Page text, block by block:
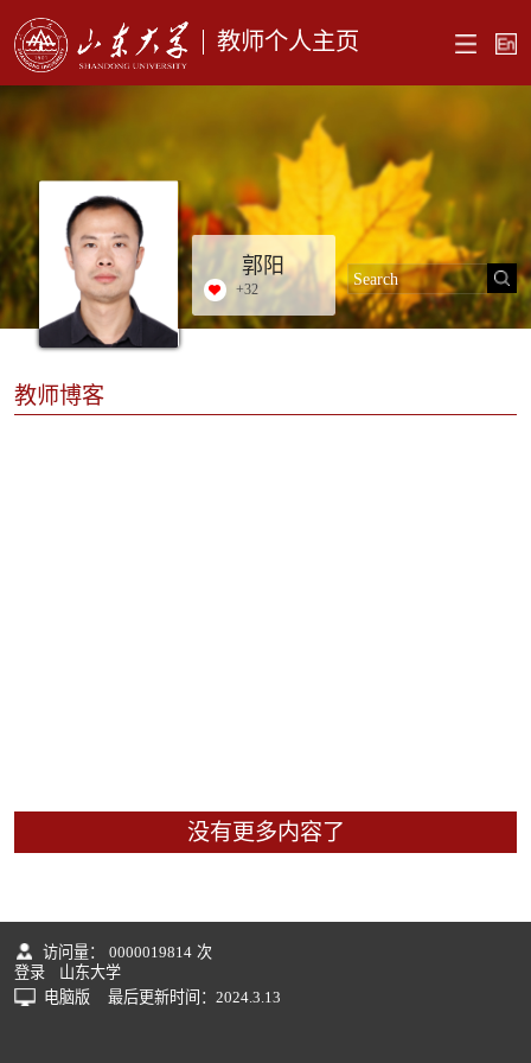
教师个人主页
郭阳
+32
教师博客
没有更多内容了
访问量： 0000019814 次
登录
山东大学
电脑版
最后更新时间： 2024. 3 13